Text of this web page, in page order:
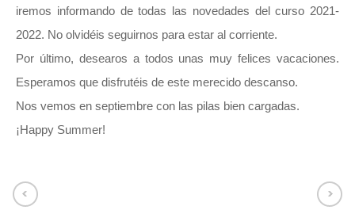
iremos informando de todas las novedades del curso 2021-
2022. No olvidéis seguirnos para estar al corriente.
Por último, desearos a todos unas muy felices vacaciones.
Esperamos que disfrutéis de este merecido descanso.
Nos vemos en septiembre con las pilas bien cargadas.
¡Happy Summer!